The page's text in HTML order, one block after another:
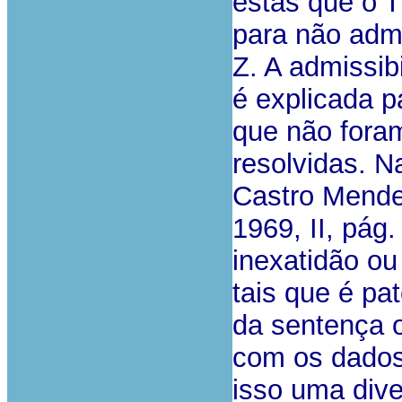
para não
Z. A
é explicada
que não
resolvidas.
Castro
1969, II,
inexatidão
tais que é
da sentença
com os
isso uma